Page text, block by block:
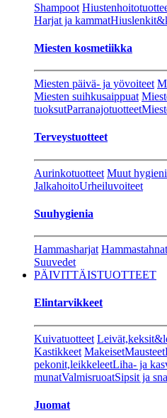
Shampoot
Harjat ja kammat
Miesten kosmetiikka
Miesten päivä- ja yövoiteet
Miesten suihkusaippuat
tuoksutParranajotuotteet
Terveystuotteet
Aurinkotuotteet Muut
JalkahoitoUrheiluvoiteet
Suuhygienia
Hammasharjat Hammastahnat
Suuvedet
PÄIVITTÄISTUOTTEET
Elintarvikkeet
Kuivatuotteet
Kastikkeet MakeisetMausteet
pekonit,leikkeleetLiha- ja
munatValmisruoatSipsit ja
Juomat